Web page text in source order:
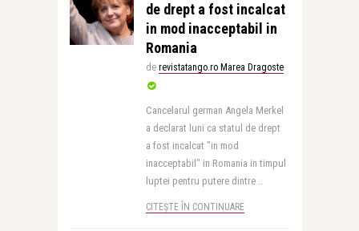
de drept a fost incalcat
in mod inacceptabil in
Romania
de revistatango.ro Marea Dragoste
Cancelarul german Angela Merkel
a declarat luni ca statul de drept
a fost incalcat "in mod
inacceptabil" in Romania in timpul
luptei pentru putere dintre ..
CITEȘTE ÎN CONTINUARE